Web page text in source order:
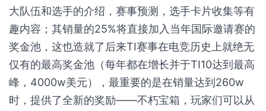
大队伍和选手的介绍，赛事预测，选手卡片收集等有
趣内容；其销量的25%将直接加入当年国际邀请赛的
奖金池，这也造就了后来TI赛事在电竞历史上就绝无
仅有的最高奖金池（每年都在增长并于TI10达到最高
峰，4000w美元），最重要的是在销量达到260w
时，提供了全新的奖励——不朽宝箱，玩家们可以从